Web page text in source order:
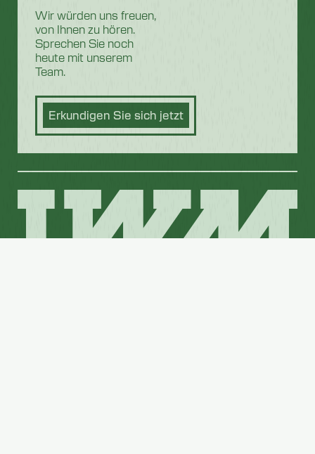
Wir würden uns freuen,
von Ihnen zu hören.
Sprechen Sie noch
heute mit unserem
Team.
Erkundigen Sie sich jetzt